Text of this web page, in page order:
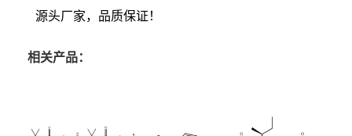
源头厂家，品质保证！
相关产品：